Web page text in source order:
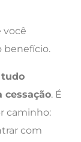
você
benefício.
tudo
cessação. É
caminho:
com